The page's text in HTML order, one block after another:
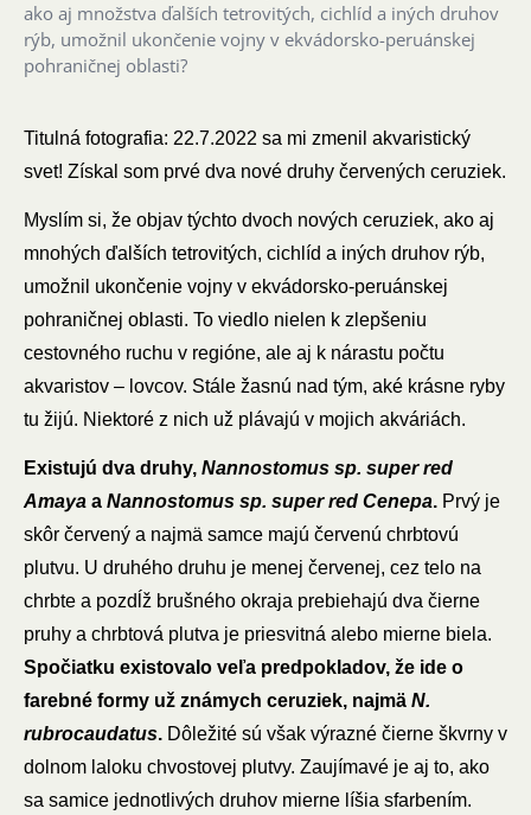
ako aj množstva ďalších tetrovitých, cichlíd a iných druhov
rýb, umožnil ukončenie vojny v ekvádorsko-peruánskej
pohraničnej oblasti?
Titulná fotografia: 22.7.2022 sa mi zmenil akvaristický
svet! Získal som prvé dva nové druhy červených ceruziek.
Myslím si, že objav týchto dvoch nových ceruziek, ako aj
mnohých ďalších tetrovitých, cichlíd a iných druhov rýb,
umožnil ukončenie vojny v ekvádorsko-peruánskej
pohraničnej oblasti. To viedlo nielen k zlepšeniu
cestovného ruchu v regióne, ale aj k nárastu počtu
akvaristov – lovcov. Stále žasnú nad tým, aké krásne ryby
tu žijú. Niektoré z nich už plávajú v mojich akváriách.
Existujú dva druhy, Nannostomus sp. super red
Amaya a Nannostomus sp. super red Cenepa. Prvý je
skôr červený a najmä samce majú červenú chrbtovú
plutvu. U druhého druhu je menej červenej, cez telo na
chrbte a pozdĺž brušného okraja prebiehajú dva čierne
pruhy a chrbtová plutva je priesvitná alebo mierne biela.
Spočiatku existovalo veľa predpokladov, že ide o
farebné formy už známych ceruziek, najmä N.
rubrocaudatus. Dôležité sú však výrazné čierne škvrny v
dolnom laloku chvostovej plutvy. Zaujímavé je aj to, ako
sa samice jednotlivých druhov mierne líšia sfarbením.